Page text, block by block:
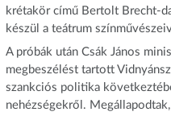
krétakör című Bertolt Brecht-
készül a teátrum
A próbák után Csák János
megbeszélést tartott
szankciós politika
nehézségekről.